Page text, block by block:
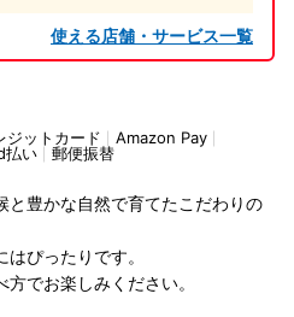
使える店舗・サービス一覧
ジットカード
Amazon Pay
払い 郵便振替
と豊かな自然で育てたこだわりの
ぴったりです。
でお楽しみください。